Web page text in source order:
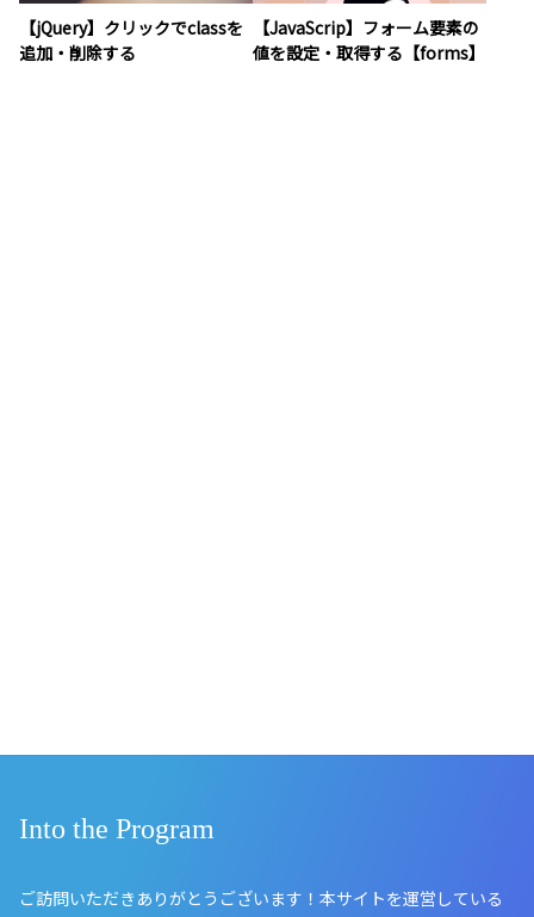
【jQuery】クリックでclassを
追加・削除する
【JavaScrip】フォーム要素の
値を設定・取得する【forms】
Into the Program
ご訪問いただきありがとうございます！本サイトを運営している